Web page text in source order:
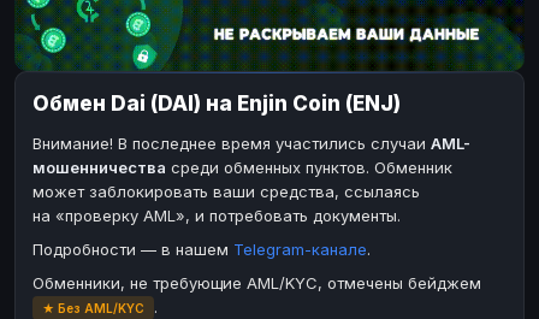
TRX TRON
Bitcoin Cash BCH
BinanceCoin BEP20
Ether Classic ETC
Ripple XRP
TRX TRON
Bitcoin Cash BCH
BinanceCoin
Ether Classic
Solana
Ripple
ЭЛЕКТРОННЫЕ ДЕНЬГИ
Paxum
Обмен Dai (DAI) на Enjin Coin (ENJ)
Внимание! В последнее время участились случаи AML-
мошенничества среди обменных пунктов. Обменник
может заблокировать ваши средства, ссылаясь
на «проверку AML», и потребовать документы.
Подробности — в нашем Telegram-канале.
Обменники, не требующие AML/KYC, отмечены бейджем
★ Без AML/KYC
.